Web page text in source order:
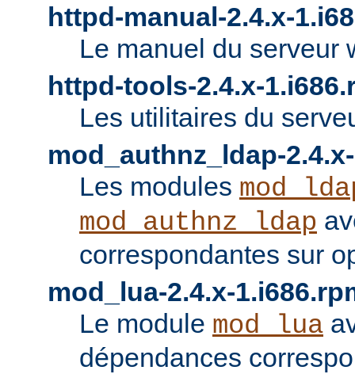
httpd-manual-2.4.x-
Le manuel du serveur
httpd-tools-2.4.x-
Les utilitaires du
mod_authnz_ldap-
Les modules
mod_authnz_ldap
correspondantes sur
mod_lua-2.4.x-
Le module mod_lua
dépendances